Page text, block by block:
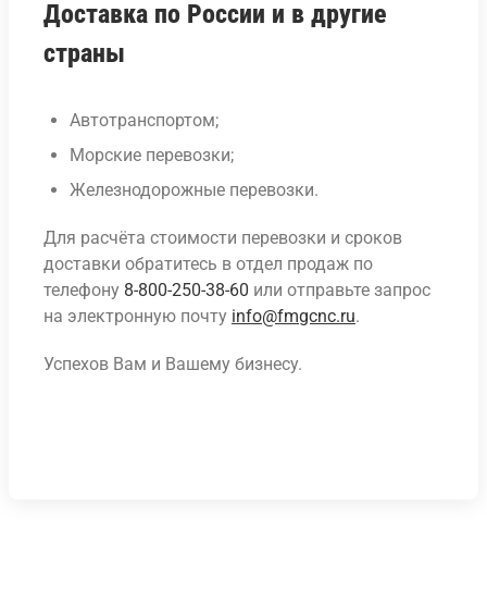
Доставка по России и в другие
страны
Автотранспортом;
Морские перевозки;
Железнодорожные перевозки.
Для расчёта стоимости перевозки и сроков
доставки обратитесь в отдел продаж по
телефону 8-800-250-38-60 или отправьте запрос
на электронную почту info@fmgcnc.ru.
Успехов Вам и Вашему бизнесу.